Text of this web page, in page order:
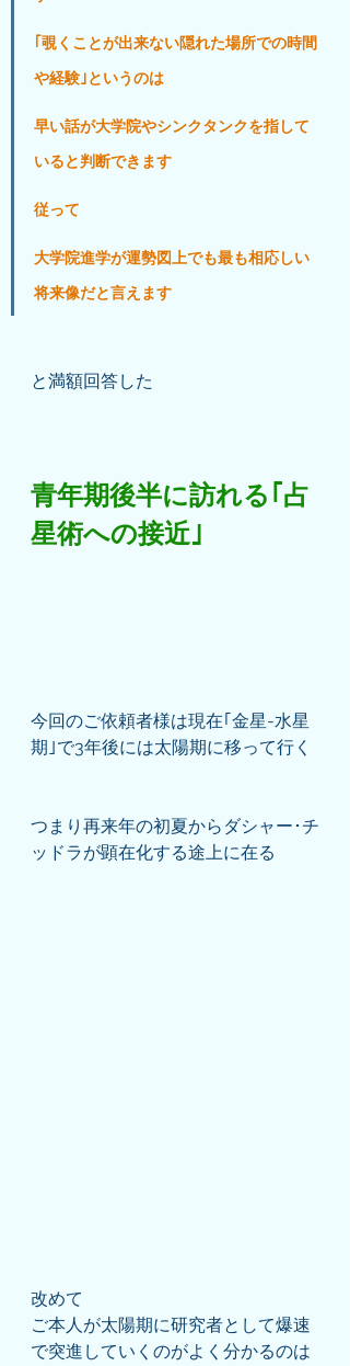
｢覗くことが出来ない隠れた場所での時間
や経験｣というのは
早い話が大学院やシンクタンクを指して
いると判断できます
従って
大学院進学が運勢図上でも最も相応しい
将来像だと言えます
と満額回答した
青年期後半に訪れる｢占
星術への接近｣
今回のご依頼者様は現在｢金星-水星
期｣で3年後には太陽期に移って行く
つまり再来年の初夏からダシャー･チ
ッドラが顕在化する途上に在る
改めて
ご本人が太陽期に研究者として爆速
で突進していくのがよく分かるのは